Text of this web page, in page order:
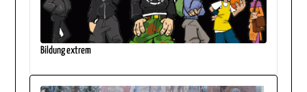
Bildung extrem